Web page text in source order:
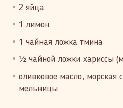
2 яйца
1 лимон
1 чайная ложка тмина
½ чайной ложки хариссы
оливковое масло, морская
мельницы